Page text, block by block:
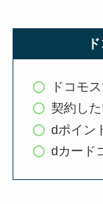
ドコモ
契約し
dポイン
dカード